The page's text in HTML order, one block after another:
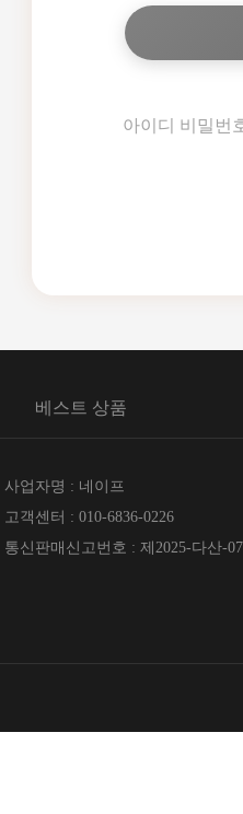
아이디 비밀번
베스트 상품
사업자명 : 네이프
고객센터 : 010-6836-0226
통신판매신고번호 : 제2025-다산-